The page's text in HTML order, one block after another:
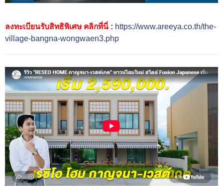
ลงทะเบียนรับสิทธิพิเศษ คลิกที่นี่ : https://www.areeya.co.th/the-
village-bangna-wongwaen3.php